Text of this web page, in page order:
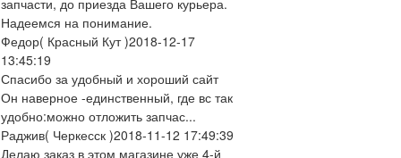
запчасти, до приезда Вашего курьера.
Надеемся на понимание.
Федор( Красный Кут )2018-12-17
13:45:19
Спасибо за удобный и хороший сайт
Он наверное -единственный, где вс так
удобно:можно отложить запчас...
Раджив( Черкесск )2018-11-12 17:49:39
Делаю заказ в этом магазине уже 4-й